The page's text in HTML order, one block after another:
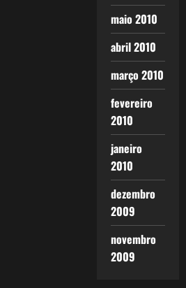
maio 2010
abril 2010
março 2010
fevereiro
2010
janeiro
2010
dezembro
2009
novembro
2009